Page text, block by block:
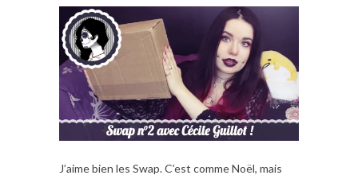
J’aime bien les Swap. C’est comme Noël, mais